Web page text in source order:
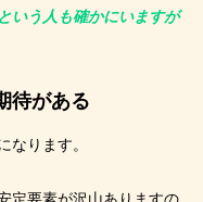
いう人も確かにいますが
待がある
なります。